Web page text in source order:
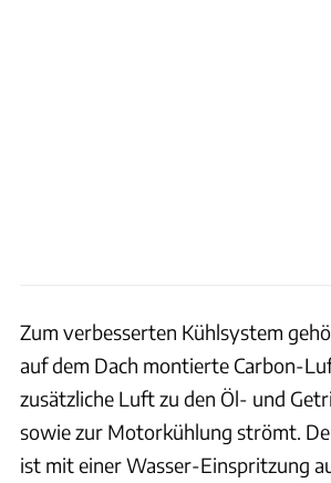
Zum verbesserten Kühlsystem
auf dem Dach montierte Carbon-
zusätzliche Luft zu den Öl- und
sowie zur Motorkühlung strömt.
ist mit einer Wasser-Einspritzung